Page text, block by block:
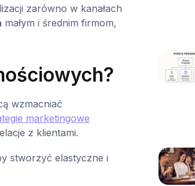
zarówno w kanałach
małym i średnim firmom,
wzmacniać
marketingowe
z klientami.
stworzyć elastyczne i